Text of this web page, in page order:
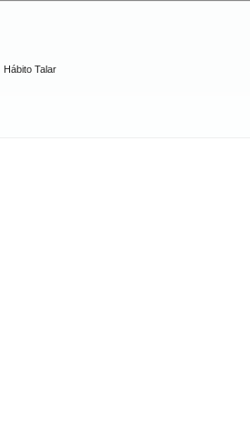
Hábito Talar